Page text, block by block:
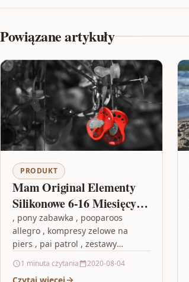
Powiązane artykuły
PRODUKT
Mam Original Elementy
Silikonowe 6-16 Miesięcy
2Sztuki Miś Foks W
Kolorze Miętowym
Beżowym
, pony zabawka , pooparoos
allegro , kompresy zelowe na
piers , pai patrol , zestawy
duży latawiec…
1 minuta czytania 2020-08-04